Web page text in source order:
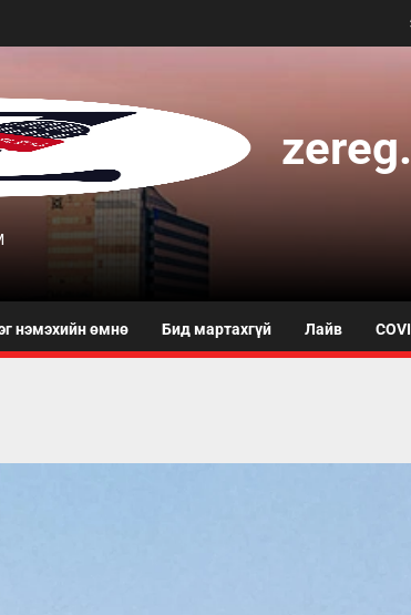
Эзэмшил газрын
нэмэхийн өмнө Бид мартахгүй Лайв